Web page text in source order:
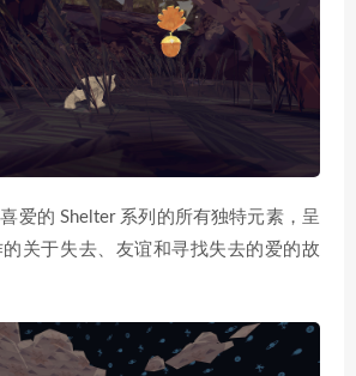
爱的 Shelter 系列的所有独特元素，呈
关于失去、友谊和寻找失去的爱的故